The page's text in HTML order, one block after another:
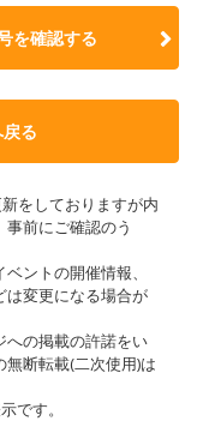
を確認する
る
をしておりますが内
前にご確認のう
ントの開催情報、
は変更になる場合が
の掲載の許諾をい
断転載(二次使用)は
です。